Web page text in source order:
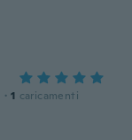
· 1 caricamenti